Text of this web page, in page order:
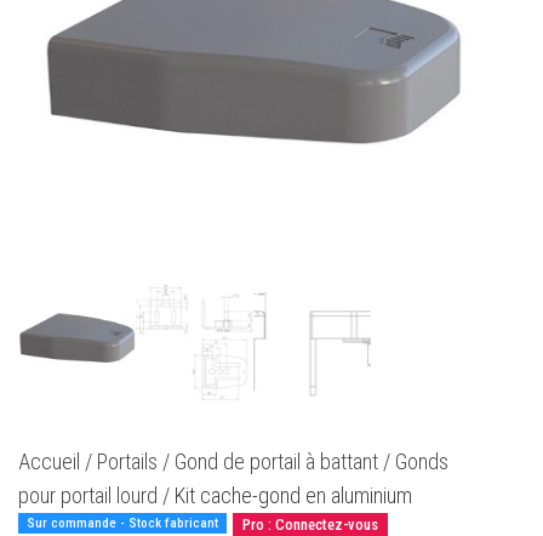
Accueil / Portails / Gond de portail à battant / Gonds
pour portail lourd / Kit cache-gond en aluminium
Sur commande - Stock fabricant Pro : Connectez-vous